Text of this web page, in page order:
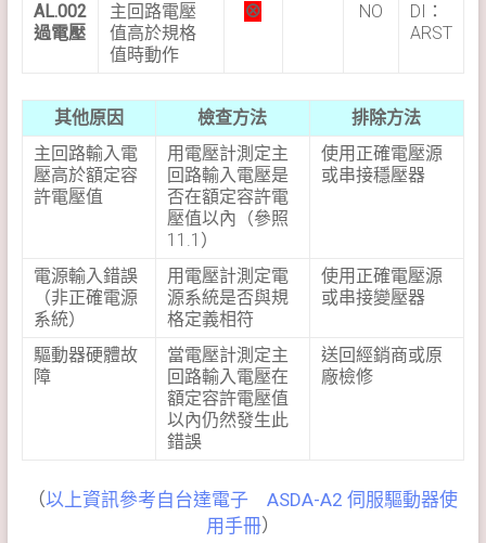
AL.002
過電壓
主回路電壓
值高於規格
值時動作
⊗ NO
DI：
ARST
其他原因 檢查方法
排除方法
主回路輸入電
壓高於額定容
許電壓值
用電壓計測定主
回路輸入電壓是
否在額定容許電
壓值以內（參照
11.1）
使用正確電壓源
或串接穩壓器
電源輸入錯誤
（非正確電源
系統）
用電壓計測定電
源系統是否與規
格定義相符
使用正確電壓源
或串接變壓器
驅動器硬體故
障
當電壓計測定主
回路輸入電壓在
額定容許電壓值
以內仍然發生此
錯誤
送回經銷商或原
廠檢修
（以上資訊參考自台達電子 ASDA-A2 伺服驅動器使
用手冊）